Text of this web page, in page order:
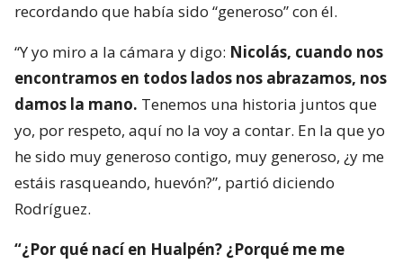
recordando que había sido “generoso” con él.
“Y yo miro a la cámara y digo: Nicolás, cuando nos
encontramos en todos lados nos abrazamos, nos
damos la mano. Tenemos una historia juntos que
yo, por respeto, aquí no la voy a contar. En la que yo
he sido muy generoso contigo, muy generoso, ¿y me
estáis rasqueando, huevón?”, partió diciendo
Rodríguez.
“¿Por qué nací en Hualpén? ¿Porqué me me